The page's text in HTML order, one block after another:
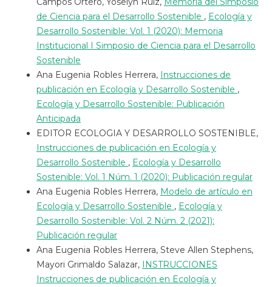
de Ciencia para el Desarrollo Sostenible , Ecología y
Desarrollo Sostenible: Vol. 1 (2020): Memoria
Institucional I Simposio de Ciencia para el Desarrollo
Sostenible
Ana Eugenia Robles Herrera, Instrucciones de
publicación en Ecología y Desarrollo Sostenible ,
Ecología y Desarrollo Sostenible: Publicación
Anticipada
EDITOR ECOLOGIA Y DESARROLLO SOSTENIBLE,
Instrucciones de publicación en Ecología y
Desarrollo Sostenible , Ecología y Desarrollo
Sostenible: Vol. 1 Núm. 1 (2020): Publicación regular
Ana Eugenia Robles Herrera, Modelo de artículo en
Ecología y Desarrollo Sostenible , Ecología y
Desarrollo Sostenible: Vol. 2 Núm. 2 (2021):
Publicación regular
Ana Eugenia Robles Herrera, Steve Allen Stephens,
Mayori Grimaldo Salazar, INSTRUCCIONES
Instrucciones de publicación en Ecología y